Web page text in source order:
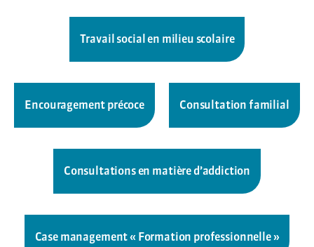
Travail social en milieu scolaire
Encouragement précoce Consultation familial
Consultations en matière d’addiction
Case management « Formation professionnelle »